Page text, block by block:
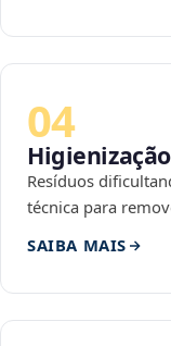
04
Resíduos
técnica para
SAIBA MAIS